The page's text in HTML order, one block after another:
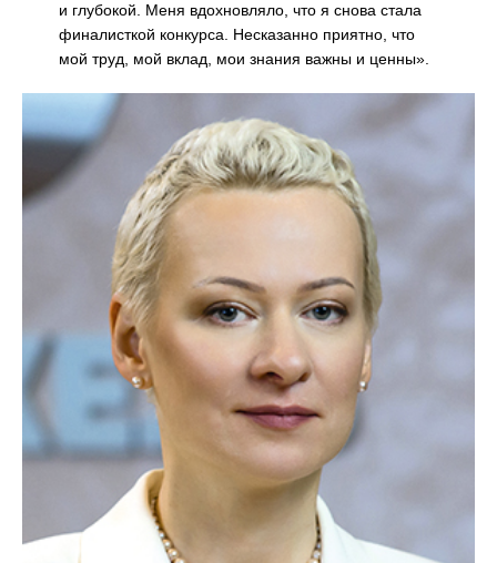
и глубокой. Меня вдохновляло, что я снова стала
финалисткой конкурса. Несказанно приятно, что
мой труд, мой вклад, мои знания важны и ценны».